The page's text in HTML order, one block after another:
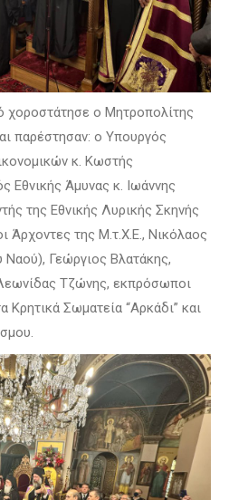
χοροστάτησε ο Μητροπολίτης
παρέστησαν: ο Υπουργός
κ. Κωστής
Εθνικής Άμυνας κ. Ιωάννης
της Εθνικής Λυρικής Σκηνής
Άρχοντες της Μ.τ.Χ.Ε., Νικόλαος
Γεώργιος Βλατάκης,
Τζώνης, εκπρόσωποι
Σωματεία “Αρκάδι” και